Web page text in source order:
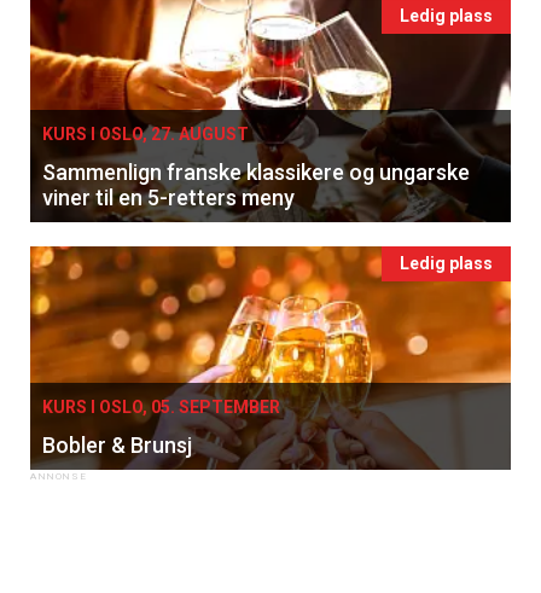
Ledig plass
KURS I OSLO, 27. AUGUST
Sammenlign franske klassikere og ungarske
viner til en 5-retters meny
Ledig plass
KURS I OSLO, 05. SEPTEMBER
Bobler & Brunsj